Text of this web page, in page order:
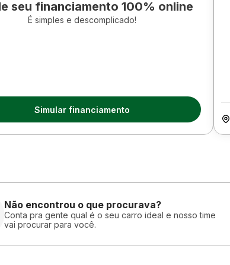
seu financiamento 100% online
É simples e descomplicado!
Simular financiamento
Não encontrou o que procurava?
Conta pra gente qual é o seu carro ideal e nosso time
vai procurar para você.